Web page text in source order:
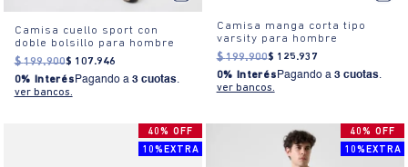
Camisa cuello sport con
doble bolsillo para hombre
$ 199.900$ 107.946
0% Interés Pagando a 3 cuotas.
ver bancos.
Camisa manga corta tipo
varsity para hombre
$ 199.900$ 125.937
0% Interés Pagando a 3 cuotas.
ver bancos.
40% OFF
10%EXTRA
40% OFF
10%EXTRA